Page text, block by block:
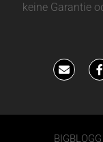
keine Garantie